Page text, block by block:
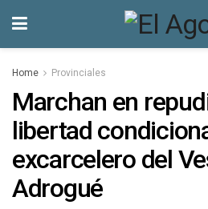
Home Provinciales
Marchan en
libertad
excarcelero del
Adrogué